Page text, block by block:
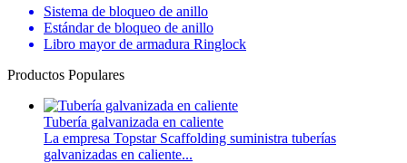
Sistema de bloqueo de anillo
Estándar de bloqueo de anillo
Libro mayor de armadura Ringlock
Productos Populares
Tubería galvanizada en caliente
La empresa Topstar Scaffolding suministra tuberías
galvanizadas en caliente...